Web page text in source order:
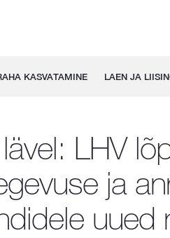
KASVATAMINE LAEN JA
LHV
ja
uued